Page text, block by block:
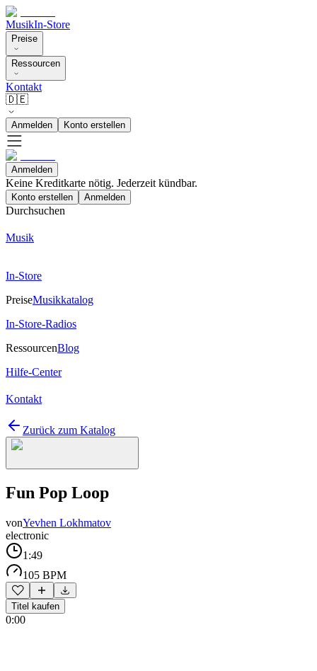
MusikIn-Store
Preise
Ressourcen
Kontakt
🇩🇪
Anmelden Konto erstellen
Anmelden
Keine Kreditkarte nötig. Jederzeit kündbar.
Konto erstellen Anmelden
Durchsuchen
Musik
In-Store
PreiseMusikkatalog
In-Store-Radios
RessourcenBlog
Hilfe-Center
Kontakt
Zurück zum Katalog
Fun Pop Loop
vonYevhen Lokhmatov
electronic
1:49
105 BPM
Titel kaufen
0:00